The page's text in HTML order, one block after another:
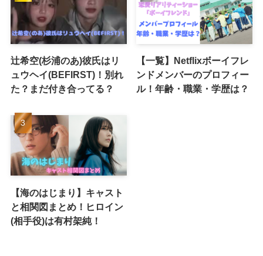
辻希空(杉浦のあ)彼氏はリ
ュウヘイ(BEFIRST)！別れ
た？まだ付き合ってる？
【一覧】Netflixボーイフレ
ンドメンバーのプロフィー
ル！年齢・職業・学歴は？
【海のはじまり】キャスト
と相関図まとめ！ヒロイン
(相手役)は有村架純！